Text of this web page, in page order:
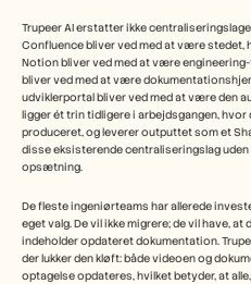
Trupeer AI erstatter ikke
Confluence bliver ved med at være stedet,
Notion bliver ved med at være
bliver ved med at være
udviklerportal bliver ved med at være den
ligger ét trin tidligere i arbejdsgangen,
produceret, og leverer outputtet som et
disse eksisterende centraliseringslag
opsætning.
De fleste ingeniørteams har allerede
eget valg. De vil ikke migrere; de vil have,
indeholder opdateret dokumentation.
der lukker den kløft: både videoen og
optagelse opdateres, hvilket betyder, at